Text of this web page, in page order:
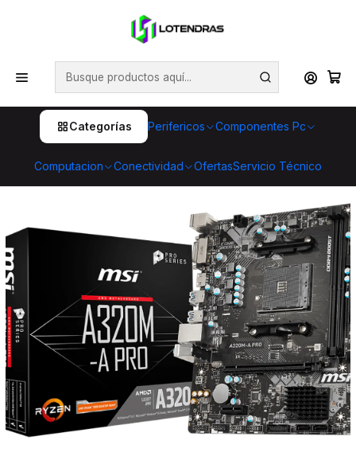
Categorías Perifericos Componentes Pc
Computacion Conectividad OfertasServicio Técnico
💥 ¡Compra HOY y retira GRATIS en tienda! 🏪🚀 Además,
aprovecha cientos de productos con Despacho Gratis 🛒📦
¡No dejes pasar esta oportunidad! 🔥
Inicio Componentes Pc
Placas Madres
Placa Madre MSI A320M-A Pro, Socket AM4, micro ATX,